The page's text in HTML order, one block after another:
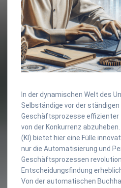
In der dynamischen Welt des
Selbständige vor der
Geschäftsprozesse effizienter
von der Konkurrenz
(KI) bietet hier eine Fülle
nur die Automatisierung und
Geschäftsprozessen
Entscheidungsfindung
Von der automatischen